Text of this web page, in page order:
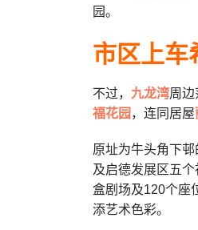
园。
市区上车
不过， 九龙湾周边
福花园 ，连同居屋
原址为牛头角下
及启德发展区五
盒剧场及120个座
添艺术色彩。